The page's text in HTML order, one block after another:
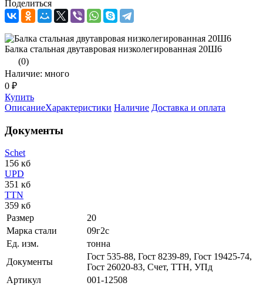
Поделиться
Балка стальная двутавровая низколегированная 20Ш6
(0)
Наличие: много
0 ₽
Купить
ОписаниеХарактеристики Наличие Доставка и оплата
Документы
Schet
156 кб
UPD
351 кб
TTN
359 кб
Размер
20
Марка стали
09г2с
Ед. изм.
тонна
Документы
Гост 535-88, Гост 8239-89, Гост 19425-74,
Гост 26020-83, Счет, ТТН, УПд
Артикул
001-12508